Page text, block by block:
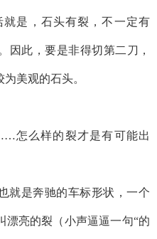
是，石头有裂，不一定有
因此，要是非得切第二刀，
美观的石头。
怎么样的裂才是有可能出
是奔驰的车标形状，一个
漂亮的裂（小声逼逼一句“的